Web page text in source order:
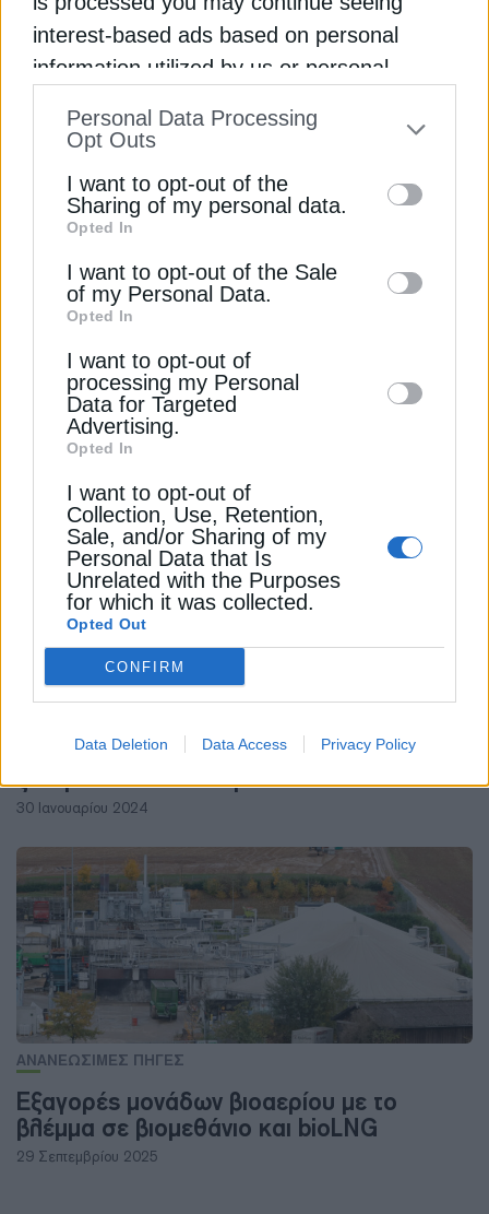
interest-based ads based on personal
information utilized by us or personal
to your opt-out. You may separately opt-out
information by third parties on the IAB’s list
of downstream participants. This
information may also be disclosed by us to
third parties on theIAB’s List of
Downstream Participants
disclose it to other third parties.
Personal Data Processing
Opt Outs
I want to opt-out of the
Sharing of my personal data.
Opted In
I want to opt-out of the Sale
of my Personal Data.
Opted In
I want to opt-out of
processing my Personal
Data for Targeted
Advertising.
Opted In
I want to opt-out of
Collection, Use, Retention,
Sale, and/or Sharing of my
Personal Data that Is
Unrelated with the Purposes
for which it was collected.
Opted Out
CONFIRM
Data Deletion Data Access Privacy Policy
ΑΝΑΝΕΩΣΙΜΕΣ ΠΗΓΕΣ
Πώς ενισχύονται τα υδροηλεκτρικά έργα
με τα πλωτά φωτοβολταϊκά
29 Μαΐου 2025
Κίνα: Οι εγκαταστάσεις ΑΠΕ θα
ξεπεράσουν τον άνθρακα το 2024
30 Ιανουαρίου 2024
ΑΝΑΝΕΩΣΙΜΕΣ ΠΗΓΕΣ
Εξαγορές μονάδων βιοαερίου με το
βλέμμα σε βιομεθάνιο και bioLNG
29 Σεπτεμβρίου 2025